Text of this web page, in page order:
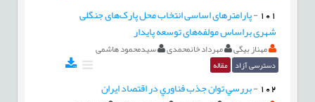
101
-پارامترهای اساسی انتخاب محل پارک‌های جنگلی
شهری براساس مولفه‌های توسعه پایدار
مهناز بیگی مهرداد خانمحمدی سیدمحمود هاشمی
دسترسی آزاد مقاله
102
-بررسي توان جذب فناوري در اقتصاد ايران